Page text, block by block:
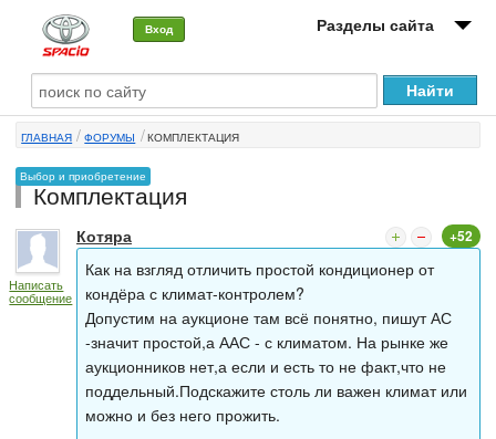
Вход Разделы сайта
О машине
Автоклуб
Форумы
Сервисы и услуги
Новости
ГЛАВНАЯ ФОРУМЫ КОМПЛЕКТАЦИЯ
Выбор и приобретение
Комплектация
Написать
сообщение
Котяра +52
Как на взгляд отличить простой кондиционер от
кондёра с климат-контролем?
Допустим на аукционе там всё понятно, пишут АС
-значит простой,а ААС - с климатом. На рынке же
аукционников нет,а если и есть то не факт,что не
поддельный.Подскажите столь ли важен климат или
можно и без него прожить.